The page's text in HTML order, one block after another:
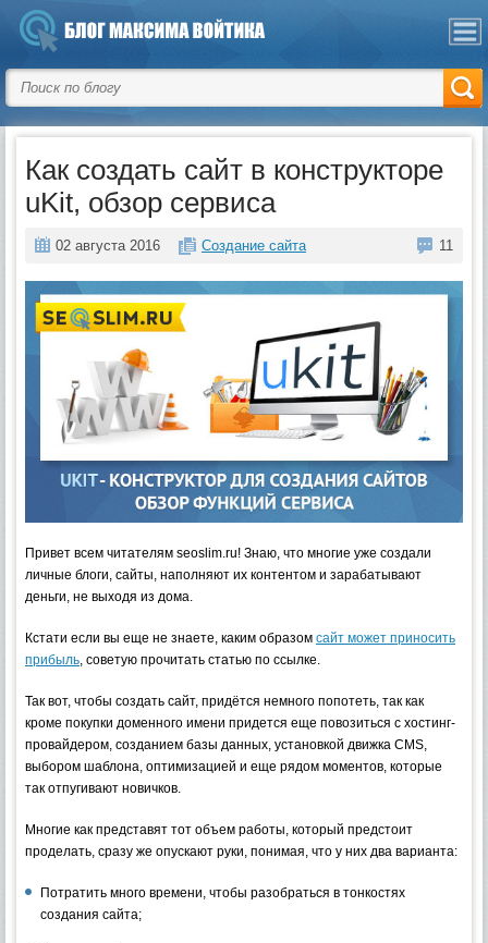
Как создать сайт в конструкторе
uKit, обзор сервиса
02 августа 2016 Создание сайта 11
Привет всем читателям seoslim.ru! Знаю, что многие уже создали
личные блоги, сайты, наполняют их контентом и зарабатывают
деньги, не выходя из дома.
Кстати если вы еще не знаете, каким образом сайт может приносить
прибыль , советую прочитать статью по ссылке.
Так вот, чтобы создать сайт, придётся немного попотеть, так как
кроме покупки доменного имени придется еще повозиться с хостинг-
провайдером, созданием базы данных, установкой движка CMS,
выбором шаблона, оптимизацией и еще рядом моментов, которые
так отпугивают новичков.
Многие как представят тот объем работы, который предстоит
проделать, сразу же опускают руки, понимая, что у них два варианта:
Потратить много времени, чтобы разобраться в тонкостях
создания сайта;